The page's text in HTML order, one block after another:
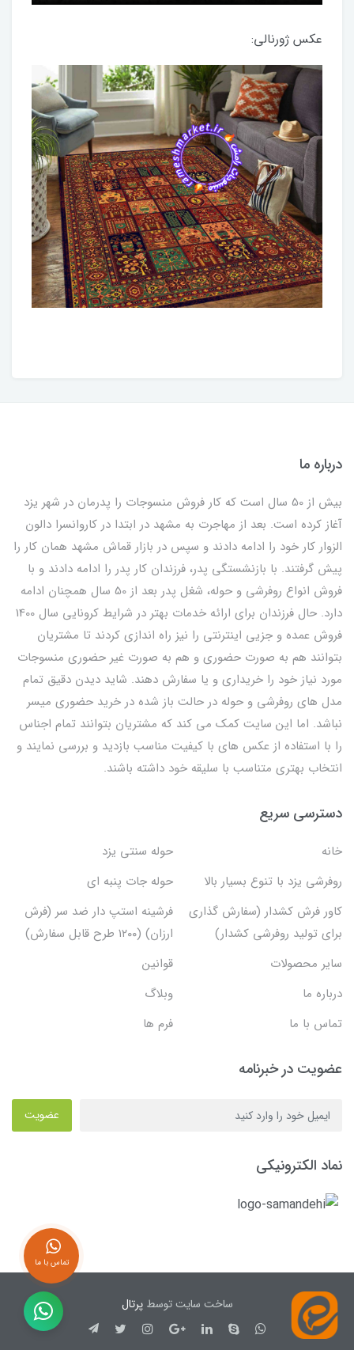
عکس ژورنالی:
درباره ما
بیش از 50 سال است که کار فروش منسوجات را پدرمان در شهر یزد
آغاز کرده است. بعد از مهاجرت به مشهد در ابتدا در کاروانسرا دالون
الزوار کار خود را ادامه دادند و سپس در بازار قماش مشهد همان کار را
پیش گرفتند. با بازنشستگی پدر، فرزندان کار پدر را ادامه دادند و با
فروش انواع روفرشی و حوله، شغل پدر بعد از 50 سال همچنان ادامه
دارد. حال فرزندان برای ارائه خدمات بهتر در شرایط کرونایی سال 1400
فروش عمده و جزیی اینترنتی را نیز راه اندازی کردند تا مشتریان
بتوانند هم به صورت حضوری و هم به صورت غیر حضوری منسوجات
مورد نیاز خود را خریداری و یا سفارش دهند. شاید دیدن دقیق تمام
مدل های روفرشی و حوله در حالت باز شده در خرید حضوری میسر
نباشد. اما این سایت کمک می کند که مشتریان بتوانند تمام اجناس
را با استفاده از عکس های با کیفیت مناسب بازدید و بررسی نمایند و
انتخاب بهتری متناسب با سلیقه خود داشته باشند.
دسترسی سریع
خانه
حوله سنتی یزد
روفرشی یزد با تنوع بسیار بالا
حوله جات پنبه ای
کاور فرش کشدار (سفارش گذاری
برای تولید روفرشی کشدار)
فرشینه استپ دار ضد سر (فرش
ارزان) (۱۲۰۰ طرح قابل سفارش)
سایر محصولات
قوانین
درباره ما
وبلاگ
تماس با ما
فرم ها
عضویت در خبرنامه
عضویت
نماد الکترونیکی
ساخت سایت توسطپرتال
تماس با ما